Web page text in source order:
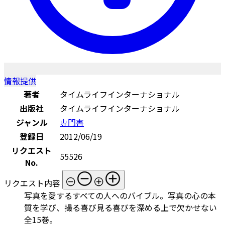
情報提供
著者
タイムライフインターナショナル
出版社
タイムライフインターナショナル
ジャンル
専門書
登録日
2012/06/19
リクエスト
No.
55526
リクエスト内容
写真を愛するすべての人へのバイブル。写真の心の本
質を学び、撮る喜び見る喜びを深める上で欠かせない
全15巻。